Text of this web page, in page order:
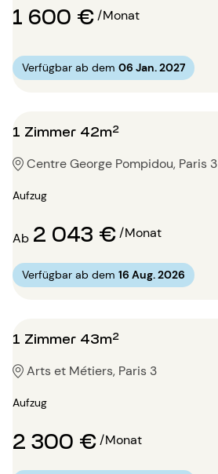
1 600 €/Monat
Verfügbar ab dem 06 Jan. 2027
1 Zimmer 42m²
Centre George Pompidou, Paris 3
Aufzug
Ab 2 043 €/Monat
Verfügbar ab dem 16 Aug. 2026
1 Zimmer 43m²
Arts et Métiers, Paris 3
Aufzug
2 300 €/Monat